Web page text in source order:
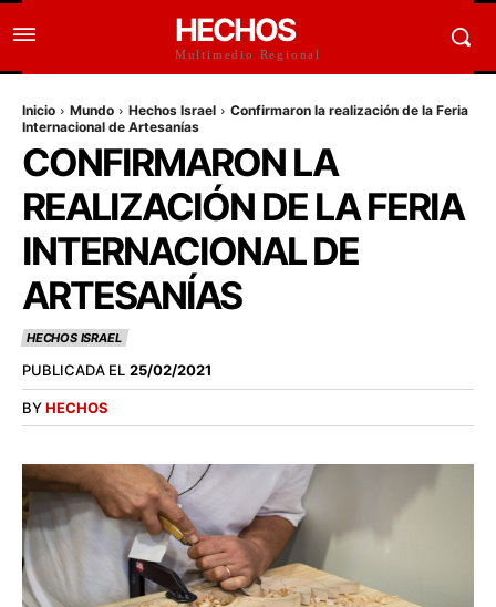
HECHOS
Multimedio Regional
Inicio Mundo Hechos Israel
Confirmaron la realización de la Feria
Internacional de Artesanías
CONFIRMARON LA
REALIZACIÓN DE LA FERIA
INTERNACIONAL DE
ARTESANÍAS
HECHOS ISRAEL
PUBLICADA EL 25/02/2021
BYHECHOS